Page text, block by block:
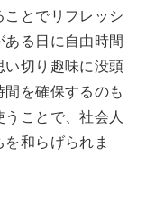
とでリフレッシ
ある日に自由時間
い切り趣味に没頭
を確保するのも
ことで、社会人
和らげられま